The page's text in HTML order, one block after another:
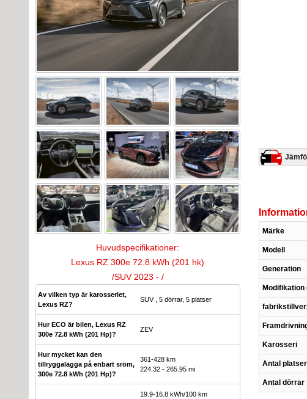
Huvudspecifikationer:
Lexus RZ 300e 72.8 kWh (201 hk)
/SUV 2023 - /
Av vilken typ är karosseriet,
Lexus RZ?
SUV , 5 dörrar, 5 platser
Hur ECO är bilen, Lexus RZ
300e 72.8 kWh (201 Hp)?
ZEV
Hur mycket kan den
tillryggalägga på enbart sröm,
300e 72.8 kWh (201 Hp)?
361-428 km
224.32 - 265.95 mi
19.9-16.8 kWh/100 km
Märke
Modell
Generation
Modifikation
Karosseri
Antal platser
Antal dörrar